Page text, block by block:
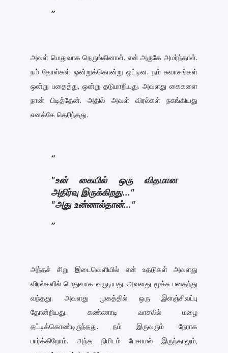
அவள் மெதுவாக நெருங்கினாள். என் அருகே அமர்ந்தாள்.
நம் தோள்கள் ஒன்றுக்கொன்று ஒட்டின. நம் சுவாசங்கள்
ஒன்று பதைத்து, ஒன்று தடுமாறியது. அவளது கைகளை
நான் பிடித்தேன். அதில் அவள் விரல்கள் நசுங்கியது
எனக்கே தெரிந்தது.
"உன் கையில் ஒரு விதமான
அதிர்வு இருக்கிறது..."
"அது உன்னால்தான்..."
அந்தச் சிறு இடைவெளியில் என் உதடுகள் அவளது
விரல்களில் மெதுவாக வருடியது. அவளது மூச்சு பதைந்து
வந்தது. அவளது முகத்தில் ஒரு இளஞ்சிவப்பு
தோன்றியது. கண்ணாடி வாசலில் மழை
தட்டிக்கொண்டிருந்தது. நம் இருவரும் நேராக
பார்க்கிறோம். அந்த நிமிடம் பேசாமல் இருந்தாலும்,